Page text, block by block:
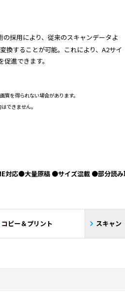
の採用により、従来のスキャンデータよ
換することが可能。これにより、A2サイ
進できます。
を得られない場合があります。
できません。
応●大量原稿 ●サイズ混載 ●部分読
コピー＆プリント スキャン